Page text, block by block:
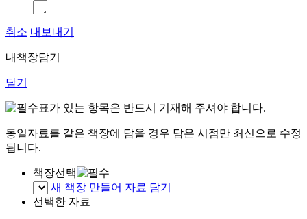
취소 내보내기
내책장담기
닫기
표가 있는 항목은 반드시 기재해 주셔야 합니다.
동일자료를 같은 책장에 담을 경우 담은 시점만 최신으로 수정
됩니다.
책장선택
새 책장 만들어 자료 담기
선택한 자료